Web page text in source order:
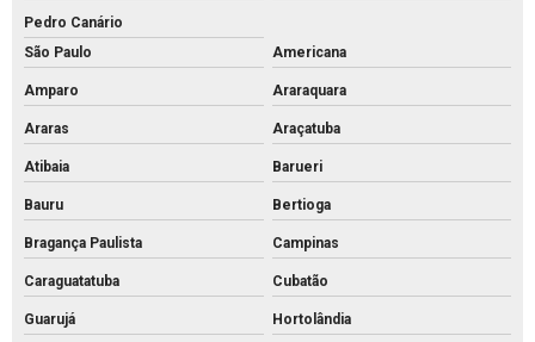
Pavimentação bloco intertravado
Pavimentação intertravada preço
Pavimentação intertravada
Piso de concreto para calçada preço
Piso de concreto para calçada
Piso de concreto intertravado preço
Pedro Canário
São Paulo
Americana
Amparo Araraquara
Araras Araçatuba
Atibaia Barueri
Bauru Bertioga
Bragança Paulista Campinas
Caraguatatuba Cubatão
Guarujá Hortolândia